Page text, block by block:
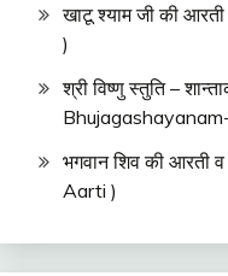
खाटू श्याम जी की
)
श्री विष्णु स्तुति –
भगवान शिव की आरती
Aarti )